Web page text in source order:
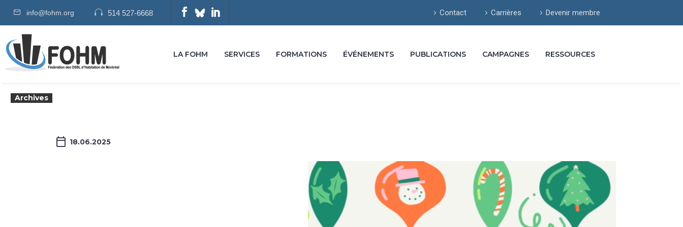
info@fohm.org 514 527-6668 Contact Carrières Devenir membre
LA FOHM SERVICES FORMATIONS ÉVÉNEMENTS PUBLICATIONS CAMPAGNES RESSOURCES
Archives
18.06.2025